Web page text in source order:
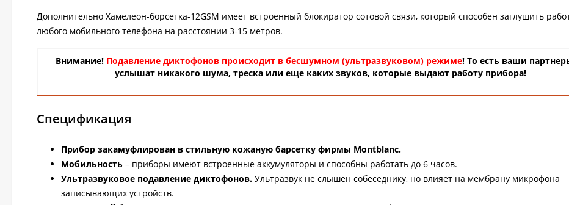
Дополнительно Хамелеон-борсетка-12GSM имеет встроенный блокиратор сотовой связи, который способен заглушить
любого мобильного телефона на расстоянии 3-15 метров.
Внимание! Подавление диктофонов происходит в бесшумном (ультразвуковом) режиме! То есть ваши
услышат никакого шума, треска или еще каких звуков, которые выдают работу прибора!
Спецификация
Прибор закамуфлирован в стильную кожаную барсетку фирмы Montblanc.
Мобильность – приборы имеют встроенные аккумуляторы и способны работать до 6 часов.
Ультразвуковое подавление диктофонов. Ультразвук не слышен собеседнику, но влияет на мембрану микрофона
записывающих устройств.